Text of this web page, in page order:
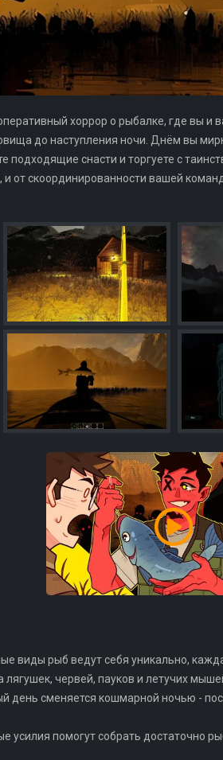
хоррор о рыбалке, где вы
до наступления ночи. Днём вы
подходящие снасти и торгуете с
от скоординированности вашей
виды рыб ведут себя уникально,
червей, пауков и летучих
день сменяется кошмарной ночью -
усилия помогут собрать достаточно